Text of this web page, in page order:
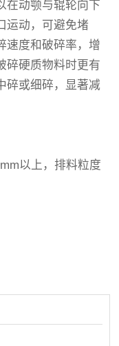
在动颚与辊轮向下
运动，可避免堵
速度和破碎率，增
碎硬质物料时更有
碎或细碎，显著减
以上，排料粒度